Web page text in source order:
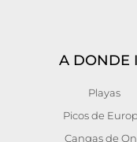
A DONDE
Playas
Picos de
Cangas de